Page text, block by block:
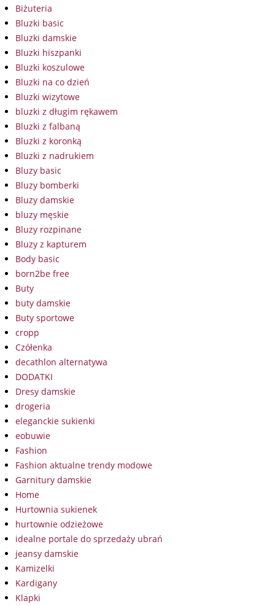
Biżuteria
Bluzki basic
Bluzki damskie
Bluzki hiszpanki
Bluzki koszulowe
Bluzki na co dzień
Bluzki wizytowe
bluzki z długim rękawem
Bluzki z falbaną
Bluzki z koronką
Bluzki z nadrukiem
Bluzy basic
Bluzy bomberki
Bluzy damskie
bluzy męskie
Bluzy rozpinane
Bluzy z kapturem
Body basic
born2be free
Buty
buty damskie
Buty sportowe
cropp
Czółenka
decathlon alternatywa
DODATKI
Dresy damskie
drogeria
eleganckie sukienki
eobuwie
Fashion
Fashion aktualne trendy modowe
Garnitury damskie
Home
Hurtownia sukienek
hurtownie odzieżowe
idealne portale do sprzedaży ubrań
jeansy damskie
Kamizelki
Kardigany
Klapki